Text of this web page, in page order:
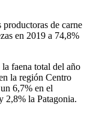
productoras de carne
en 2019 a 74,8%
faena total del año
la región Centro
6,7% en el
2,8% la Patagonia.